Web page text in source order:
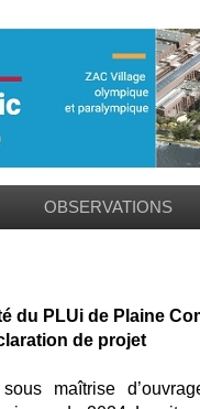
OBSERVATIONS
du PLUi de Plaine
de projet
maîtrise